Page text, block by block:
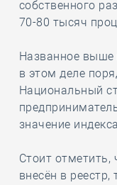
собственного
70-80 тысяч
Названное выше
в этом деле
Национальный
значение
Стоит отметить,
внесён в